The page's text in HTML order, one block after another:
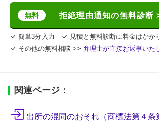
無料 拒絶理由通知の無料診断
簡単3分入力
見積と無料診断に料金はかか
その他の無料相談 >> 弁理士が直接お返事いた
関連ページ：
出所の混同のおそれ（商標法第４条